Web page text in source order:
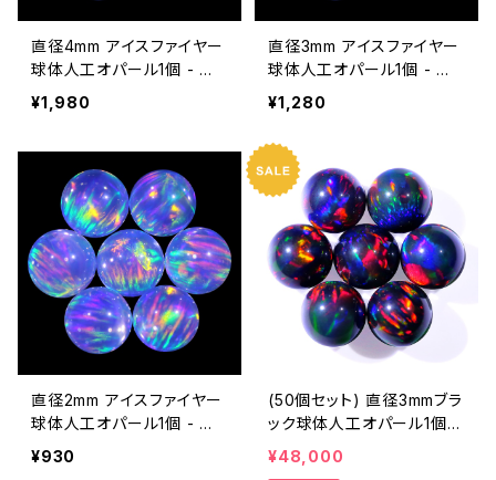
直径4mm アイスファイヤー
球体人工オパール1個 - 耐
熱ガラス / ボロシリケイトガ
ラス（COE33）専用
¥1,980
直径3mm アイスファイヤー
球体人工オパール1個 - 耐
熱ガラス / ボロシリケイトガ
ラス（COE33）専用
¥1,280
直径2mm アイスファイヤー
球体人工オパール1個 - 耐
熱ガラス / ボロシリケイトガ
¥930
(50個セット) 直径3mmブラ
ック球体人工オパール1個 -
耐熱ガラス / ボロシリケイ
トガラス（COE33）専用
¥48,000